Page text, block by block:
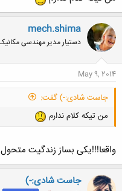
mech.shima
دستیار مدیر مهندسی
May 9, 2014
جاست شادی:-) گفت:
من تیکه کلام ندارم
واقعا!!!یکی بساز زندگیت
جاست شادی:-)